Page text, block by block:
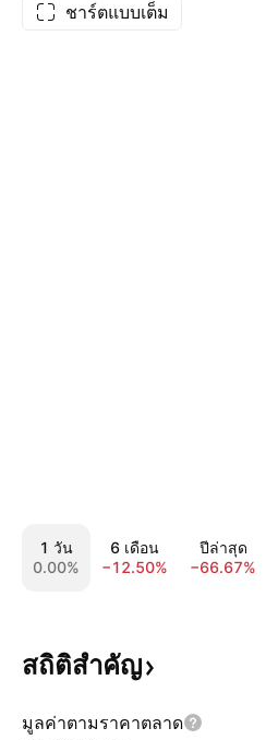
ชาร์ตแบบเต็ม
1 วัน
0.00%
6 เดือน
−12.50%
ปีล่าสุด
−66.67%
สถิติสำคัญ
มูลค่าตามราคาตลาด